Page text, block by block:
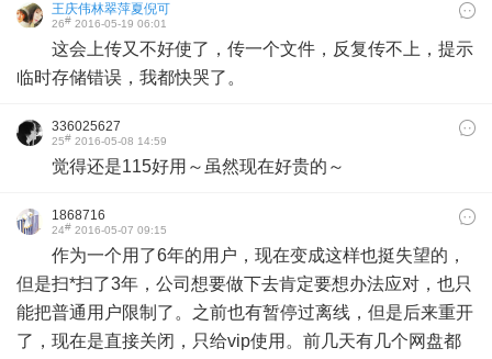
王庆伟林翠萍夏倪可
26# 2016-05-19 06:01
这会上传又不好使了，传一个文件，反复传不上，提示
临时存储错误，我都快哭了。
336025627
25# 2016-05-08 14:59
觉得还是115好用～虽然现在好贵的～
1868716
24# 2016-05-07 09:15
作为一个用了6年的用户，现在变成这样也挺失望的，
但是扫*扫了3年，公司想要做下去肯定要想办法应对，也只
能把普通用户限制了。之前也有暂停过离线，但是后来重开
了，现在是直接关闭，只给vip使用。前几天有几个网盘都